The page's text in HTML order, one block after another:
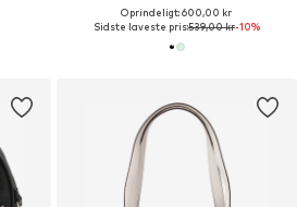
Oprindeligt: 600,00 kr
Sidste laveste pris:539,00 kr-10%